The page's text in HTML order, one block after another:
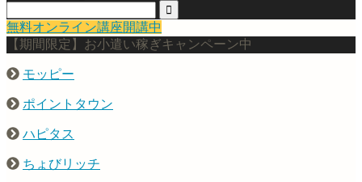
無料オンライン講座開講中
【期間限定】お小遣い稼ぎキャンペーン中
モッピー
ポイントタウン
ハピタス
ちょびリッチ